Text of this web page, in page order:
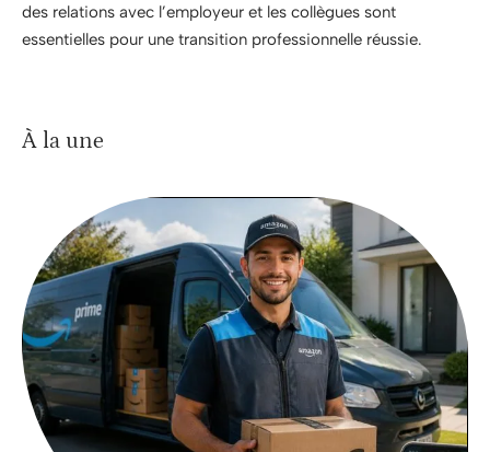
des relations avec l’employeur et les collègues sont
essentielles pour une transition professionnelle réussie.
À la une